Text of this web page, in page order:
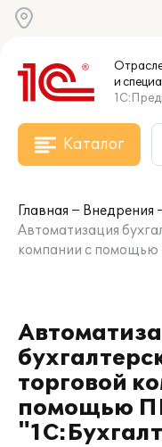
и
Каталог
Главная
Внедрения
Автоматизация
компании с помощью
торговой
помощью